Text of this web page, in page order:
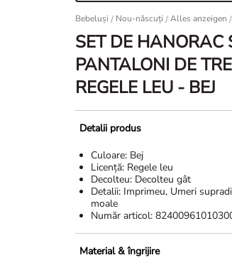
Bebeluși / Nou-născuți / Alles anzeigen
SET DE HANORAC
PANTALONI DE
REGELE LEU - BEJ
Detalii produs
Culoare: Bej
Licență: Regele leu
Decolteu: Decolteu gât
Detalii: Imprimeu, Umeri
moale
Număr articol:
Material & îngrijire